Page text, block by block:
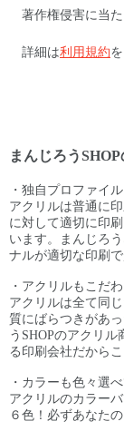
著作権侵害に当た
詳細は利用規約
まんじろう
・独自プロファイ
アクリルは普通に
に対して適切に印
います。まんじろ
ナルが適切な印刷
・アクリルもこだ
アクリルは全て同
質にばらつきがあ
うSHOPのアクリ
る印刷会社だから
・カラーも色々選べ
アクリルのカラー
６色！必ずあなた